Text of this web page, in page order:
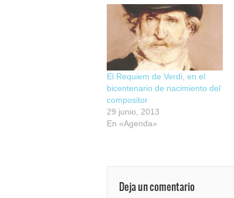
El Requiem de Verdi, en el
bicentenario de nacimiento del
compositor
29 junio, 2013
En «Agenda»
Deja un comentario